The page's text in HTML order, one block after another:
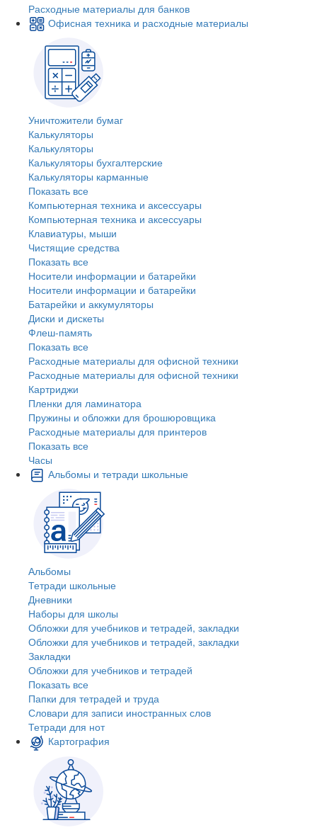
Расходные материалы для банков
Офисная техника и расходные материалы
Уничтожители бумаг
Калькуляторы
Калькуляторы
Калькуляторы бухгалтерские
Калькуляторы карманные
Показать все
Компьютерная техника и аксессуары
Компьютерная техника и аксессуары
Клавиатуры, мыши
Чистящие средства
Показать все
Носители информации и батарейки
Носители информации и батарейки
Батарейки и аккумуляторы
Диски и дискеты
Флеш-память
Показать все
Расходные материалы для офисной техники
Расходные материалы для офисной техники
Картриджи
Пленки для ламинатора
Пружины и обложки для брошюровщика
Расходные материалы для принтеров
Показать все
Часы
Альбомы и тетради школьные
Альбомы
Тетради школьные
Дневники
Наборы для школы
Обложки для учебников и тетрадей, закладки
Обложки для учебников и тетрадей, закладки
Закладки
Обложки для учебников и тетрадей
Показать все
Папки для тетрадей и труда
Словари для записи иностранных слов
Тетради для нот
Картография